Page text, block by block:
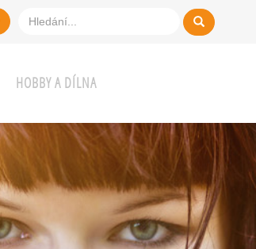
HOBBY A DÍLNA